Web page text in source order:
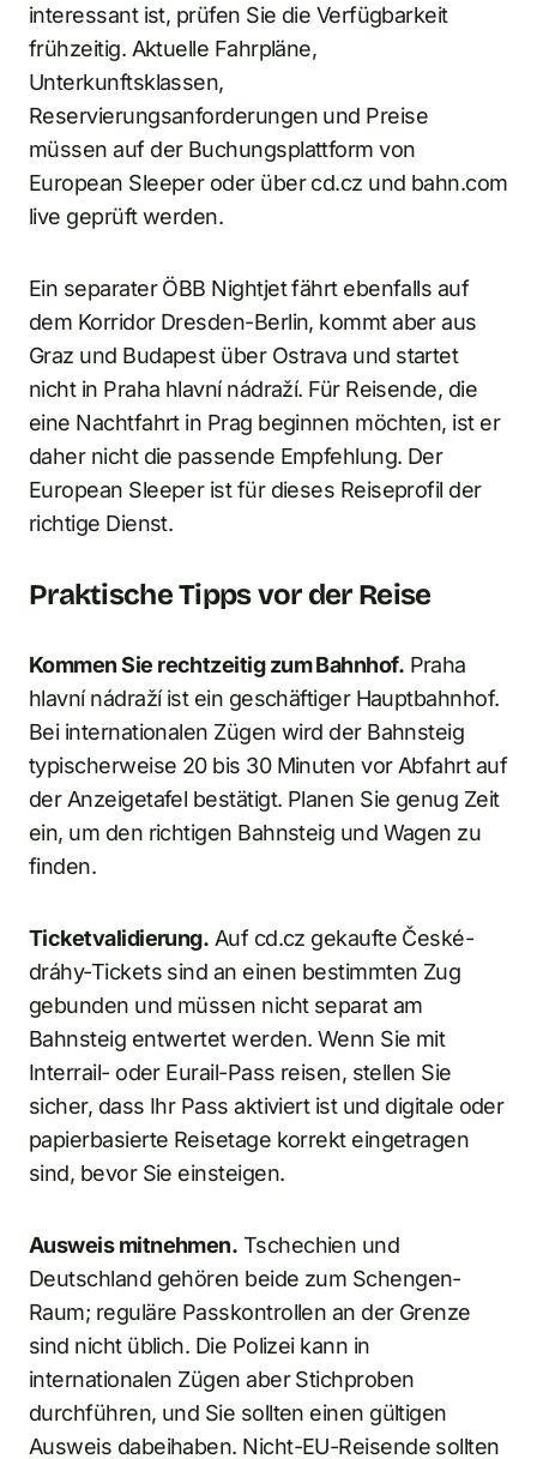
interessant ist, prüfen Sie die Verfügbarkeit
frühzeitig. Aktuelle Fahrpläne,
Unterkunftsklassen,
Reservierungsanforderungen und Preise
müssen auf der Buchungsplattform von
European Sleeper oder über cd.cz und bahn.com
live geprüft werden.
Ein separater ÖBB Nightjet fährt ebenfalls auf
dem Korridor Dresden-Berlin, kommt aber aus
Graz und Budapest über Ostrava und startet
nicht in Praha hlavní nádraží. Für Reisende, die
eine Nachtfahrt in Prag beginnen möchten, ist er
daher nicht die passende Empfehlung. Der
European Sleeper ist für dieses Reiseprofil der
richtige Dienst.
Praktische Tipps vor der Reise
Kommen Sie rechtzeitig zum Bahnhof. Praha
hlavní nádraží ist ein geschäftiger Hauptbahnhof.
Bei internationalen Zügen wird der Bahnsteig
typischerweise 20 bis 30 Minuten vor Abfahrt auf
der Anzeigetafel bestätigt. Planen Sie genug Zeit
ein, um den richtigen Bahnsteig und Wagen zu
finden.
Ticketvalidierung. Auf cd.cz gekaufte České-
dráhy-Tickets sind an einen bestimmten Zug
gebunden und müssen nicht separat am
Bahnsteig entwertet werden. Wenn Sie mit
Interrail- oder Eurail-Pass reisen, stellen Sie
sicher, dass Ihr Pass aktiviert ist und digitale oder
papierbasierte Reisetage korrekt eingetragen
sind, bevor Sie einsteigen.
Ausweis mitnehmen. Tschechien und
Deutschland gehören beide zum Schengen-
Raum; reguläre Passkontrollen an der Grenze
sind nicht üblich. Die Polizei kann in
internationalen Zügen aber Stichproben
durchführen, und Sie sollten einen gültigen
Ausweis dabeihaben. Nicht-EU-Reisende sollten